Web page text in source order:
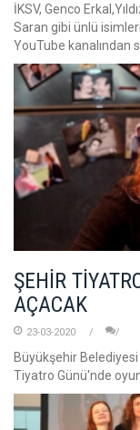
İKSV, Genco
Saran gibi ünlü
YouTube kanalından
ŞEHİR
AÇACAK
23-03-2020
Büyükşehir
Tiyatro Günü'nde